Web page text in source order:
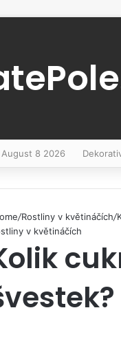
August 8 2026
/Rostliny v květináčích/
v květináčích